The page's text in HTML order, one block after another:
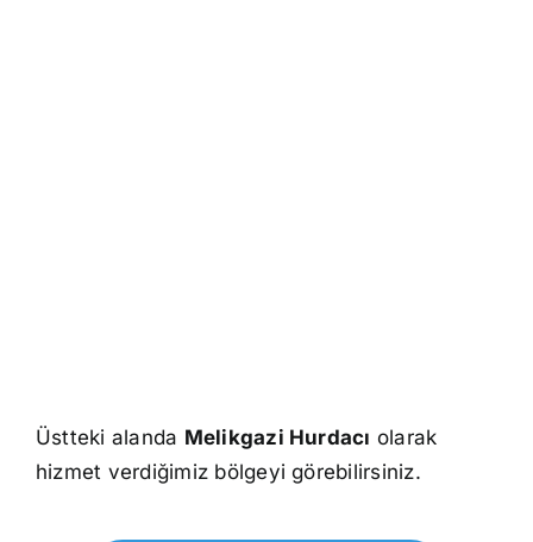
Üstteki alanda Melikgazi Hurdacı olarak
hizmet verdiğimiz bölgeyi görebilirsiniz.